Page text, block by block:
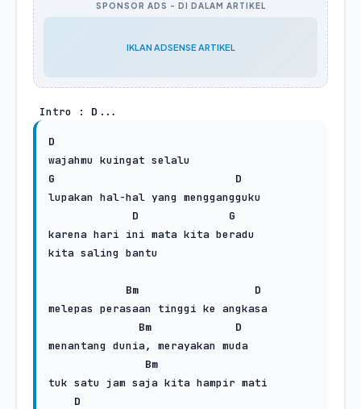
SPONSOR ADS - DI DALAM ARTIKEL
IKLAN ADSENSE ARTIKEL
Intro : D ...
D
G
D
lupakan hal-hal yang menggangguku
D
G
karena hari ini mata kita beradu
kita saling bantu
Bm
D
melepas perasaan tinggi ke angkasa
Bm
D
menantang dunia, merayakan muda
Bm
tuk satu jam saja kita hampir mati
D